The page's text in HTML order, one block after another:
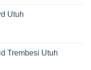
Utuh
Trembesi Utuh